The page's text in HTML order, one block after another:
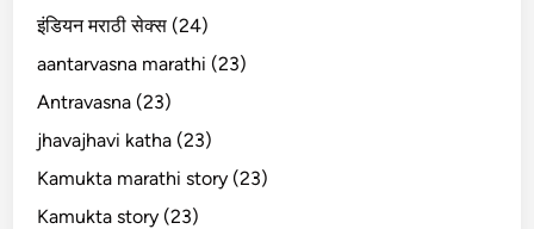
इंडियन मराठी सेक्स (24)
aantarvasna marathi (23)
Antravasna (23)
jhavajhavi katha (23)
Kamukta marathi story (23)
Kamukta story (23)